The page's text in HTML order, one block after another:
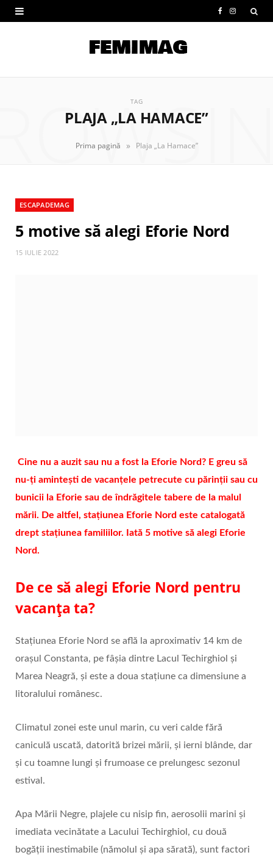
e
I
t
TAG
PLAJA „LA HAMACE”
Prima pagină » Plaja „La Hamace”
ESCAPADEMAG
5 motive să alegi Eforie Nord
15 IULIE 2022
Cine nu a auzit sau nu a fost la Eforie Nord? E greu să
nu-ți amintești de vacanțele petrecute cu părinții sau cu
bunicii la Eforie sau de îndrăgitele tabere de la malul
mării. De altfel, stațiunea Eforie Nord este catalogată
drept stațiunea familiilor. Iată 5 motive să alegi Eforie
Nord.
De ce să alegi Eforie Nord pentru
vacanța ta?
Stațiunea Eforie Nord se află la aproximativ 14 km de
orașul Constanta, pe fâșia dintre Lacul Techirghiol și
Marea Neagră, și este a doua stațiune ca dimensiune a
litoralului românesc.
Climatul zonei este unul marin, cu veri calde fără
caniculă uscată, datorită brizei mării, și ierni blânde, dar
și cu toamne lungi şi frumoase ce prelungesc sezonul
estival.
Apa Mării Negre, plajele cu nisip fin, aerosolii marini și
imediata vecinătate a Lacului Techirghiol, cu două
bogății inestimabile (nămolul și apa sărată), sunt factori